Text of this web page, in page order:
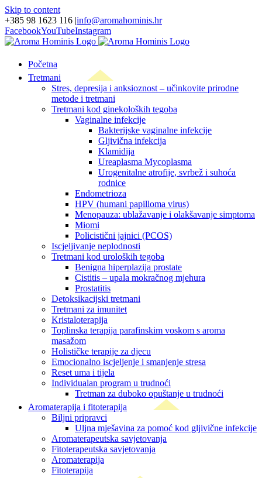
Skip to content
+385 98 1623 116 |info@aromahominis.hr
FacebookYouTubeInstagram
Početna
Tretmani
Stres, depresija i anksioznost – učinkovite prirodne
metode i tretmani
Tretmani kod ginekoloških tegoba
Vaginalne infekcije
Bakterijske vaginalne infekcije
Gljivična infekcija
Klamidija
Ureaplasma Mycoplasma
Urogenitalne atrofije, svrbež i suhoća
rodnice
Endometrioza
HPV (humani papilloma virus)
Menopauza: ublažavanje i olakšavanje simptoma
Miomi
Policistični jajnici (PCOS)
Iscjeljivanje neplodnosti
Tretmani kod uroloških tegoba
Benigna hiperplazija prostate
Cistitis – upala mokračnog mjehura
Prostatitis
Detoksikacijski tretmani
Tretmani za imunitet
Kristaloterapija
Toplinska terapija parafinskim voskom s aroma
masažom
Holističke terapije za djecu
Emocionalno iscjeljenje i smanjenje stresa
Reset uma i tijela
Individualan program u trudnoći
Tretman za duboko opuštanje u trudnoći
Aromaterapija i fitoterapija
Biljni pripravci
Uljna mješavina za pomoć kod gljivične infekcije
Aromaterapeutska savjetovanja
Fitoterapeutska savjetovanja
Aromaterapija
Fitoterapija